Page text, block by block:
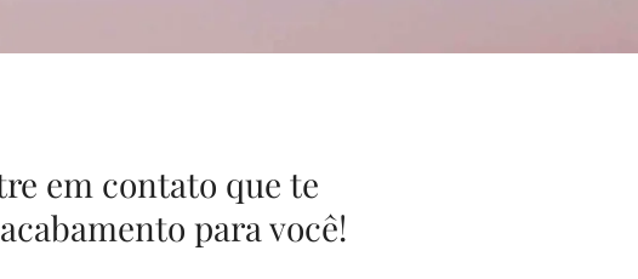
em contato que te
para você!